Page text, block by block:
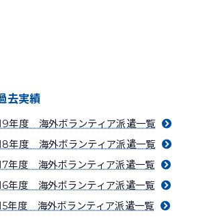
去実績
年度 海外ボランティア派遣一覧
年度 海外ボランティア派遣一覧
年度 海外ボランティア派遣一覧
年度 海外ボランティア派遣一覧
年度 海外ボランティア派遣一覧